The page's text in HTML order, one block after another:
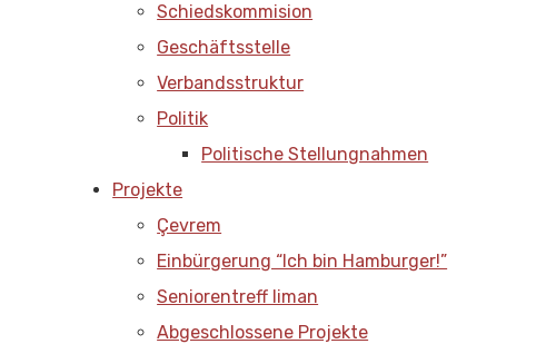
Schiedskommision
Geschäftsstelle
Verbandsstruktur
Politik
Politische Stellungnahmen
Projekte
Çevrem
Einbürgerung “Ich bin Hamburger!”
Seniorentreff liman
Abgeschlossene Projekte